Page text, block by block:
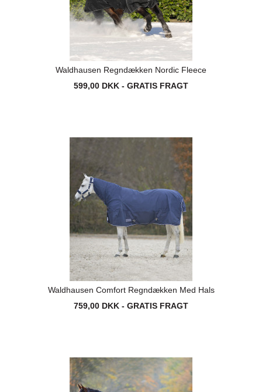
Waldhausen Regndækken Nordic Fleece
599,00 DKK - GRATIS FRAGT
Waldhausen Comfort Regndækken Med Hals
759,00 DKK - GRATIS FRAGT